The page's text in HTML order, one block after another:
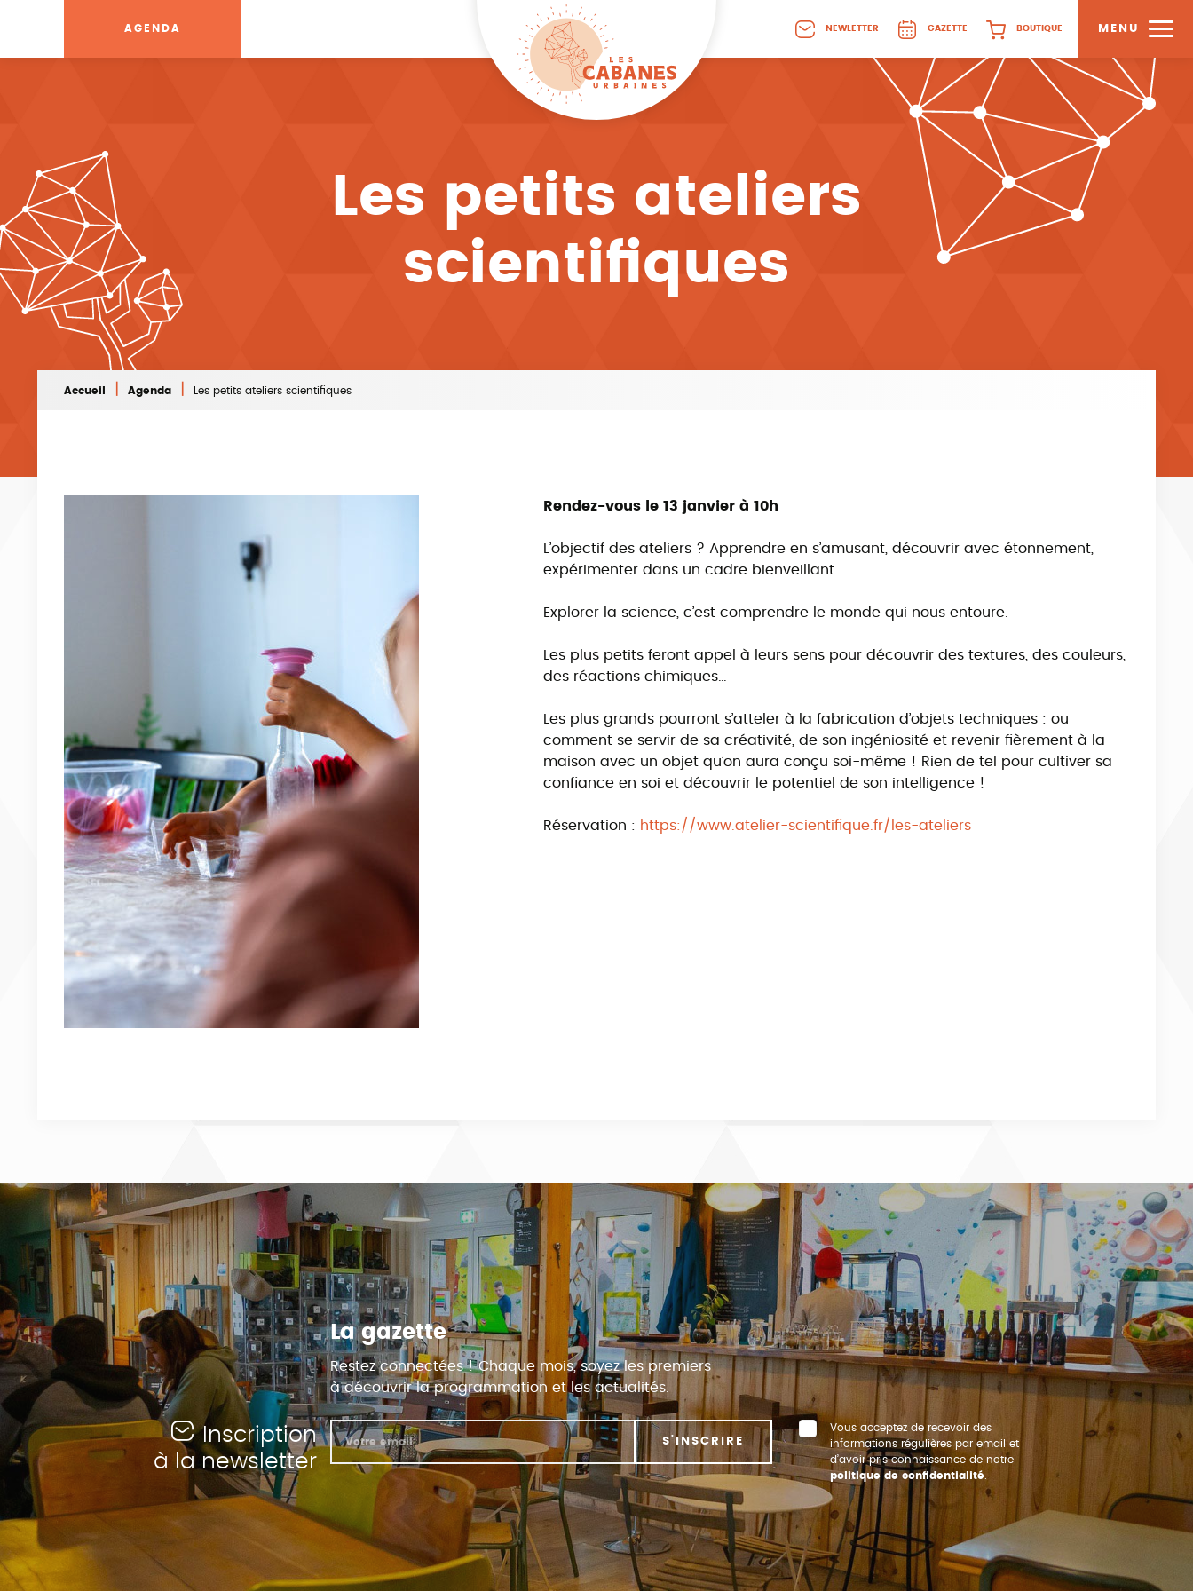
AGENDA NEWLETTER GAZETTE BOUTIQUE MENU
Les petits ateliers
scientifiques
Accueil Agenda Les petits ateliers scientifiques
Rendez-vous le 13 janvier à 10h
L’objectif des ateliers ? Apprendre en s’amusant, découvrir avec étonnement,
expérimenter dans un cadre bienveillant.
Explorer la science, c’est comprendre le monde qui nous entoure.
Les plus petits feront appel à leurs sens pour découvrir des textures, des couleurs,
des réactions chimiques…
Les plus grands pourront s’atteler à la fabrication d’objets techniques : ou
comment se servir de sa créativité, de son ingéniosité et revenir fièrement à la
maison avec un objet qu’on aura conçu soi-même ! Rien de tel pour cultiver sa
confiance en soi et découvrir le potentiel de son intelligence !
Réservation : https://www.atelier-scientifique.fr/les-ateliers
La gazette
Restez connectées ! Chaque mois, soyez les premiers
à découvrir la programmation et les actualités.
Inscription
à la newsletter
S'INSCRIRE
Vous acceptez de recevoir des
informations régulières par email et
d’avoir pris connaissance de notre
politique de confidentialité.